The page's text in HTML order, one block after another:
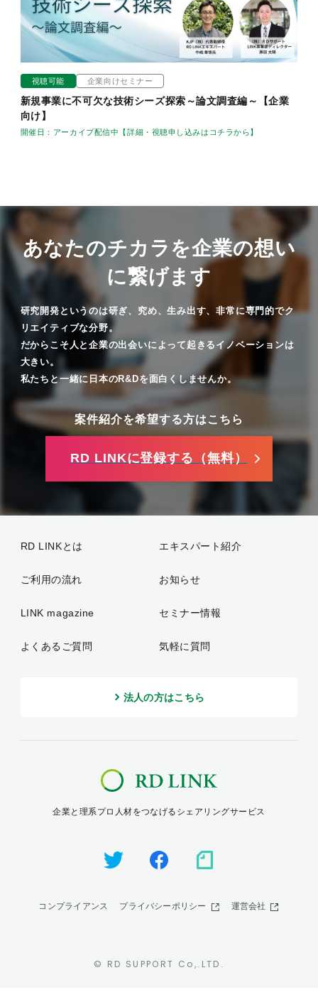
視聴可能 企業向けセミナー
新規事業に不可欠な技術シーズ探索～論文調査編～【企業
向け】
開催日：アーカイブ配信中【詳細・視聴申し込みはコチラから】
あなたのチカラを企業の想い
に繋げます
研究開発というのは研ぎ、究め、生み出す、非常に専門的でク
リエイティブな分野。
だからこそ人と企業の出会いによって起きるイノベーションは
大きい。
私たちと一緒に日本のR&Dを面白くしませんか。
案件紹介を希望する方はこちら
RD LINKに登録する（無料）
RD LINKとは エキスパート紹介
ご利用の流れ お知らせ
LINK magazine セミナー情報
よくあるご質問 気軽に質問
法人の方はこちら
企業と理系プロ人材をつなげるシェアリングサービス
コンプライアンス プライバシーポリシー 運営会社
© RD SUPPORT Co,.LTD.